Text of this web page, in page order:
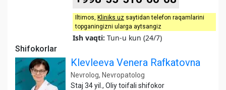
Iltimos, Kliniks uz saytidan telefon raqamlarini
topganingizni ularga aytsangiz
Ish vaqti: Tun-u kun (24/7)
Shifokorlar
Klevleeva Venera Rafkatovna
Nevrolog, Nevropatolog
Staj 34 yil., Oliy toifali shifokor